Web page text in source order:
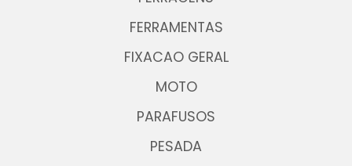
FERRAMENTAS
FIXACAO GERAL
MOTO
PARAFUSOS
PESADA